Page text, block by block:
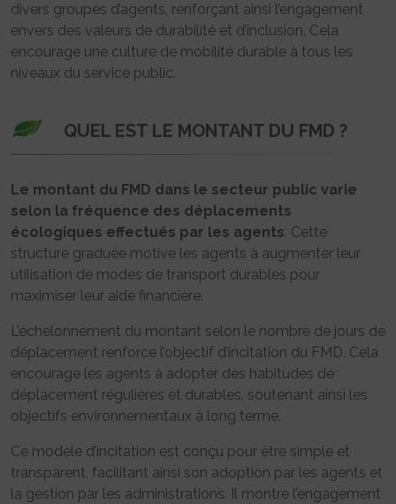
divers groupes d’agents, renforçant ainsi l’engagement
envers des valeurs de durabilité et d’inclusion. Cela
encourage une culture de mobilité durable à tous les
niveaux du service public.
QUEL EST LE MONTANT DU FMD ?
Le montant du FMD dans le secteur public varie
selon la fréquence des déplacements
écologiques effectués par les agents. Cette
structure graduée motive les agents à augmenter leur
utilisation de modes de transport durables pour
maximiser leur aide financière.
L’échelonnement du montant selon le nombre de jours de
déplacement renforce l’objectif d’incitation du FMD. Cela
encourage les agents à adopter des habitudes de
déplacement régulières et durables, soutenant ainsi les
objectifs environnementaux à long terme.
Ce modèle d’incitation est conçu pour être simple et
transparent, facilitant ainsi son adoption par les agents et
la gestion par les administrations. Il montre l’engagement